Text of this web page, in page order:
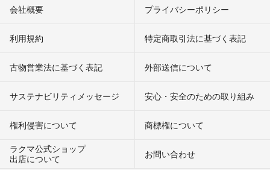
会社概要 プライバシーポリシー
利用規約 特定商取引法に基づく表記
古物営業法に基づく表記 外部送信について
サステナビリティメッセージ 安心・安全のための取り組み
権利侵害について
商標権について
ラクマ公式ショップ
出店について
お問い合わせ